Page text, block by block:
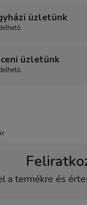
üzletünk
üzletünk
a termékre és